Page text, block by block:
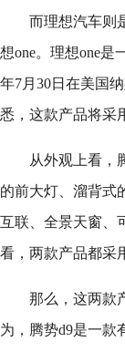
而理想汽车则
想one。理想one是
年7月30日在美国
悉，这款产品将采
从外观上看，
的前大灯、溜背式
互联、全景天窗、
看，两款产品都采
那么，这两款
为，腾势d9是一款